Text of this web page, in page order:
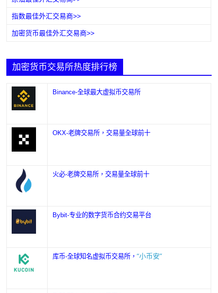
指数最佳外汇交易商>>
加密货币最佳外汇交易商>>
加密货币交易所热度排行榜
Binance-全球最大虚拟币交易所
OKX-老牌交易所，交易量全球前十
火必-老牌交易所，交易量全球前十
Bybit-专业的数字货币合约交易平台
库币-全球知名虚拟币交易所，“小币安”